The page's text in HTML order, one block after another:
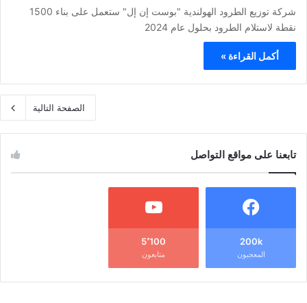
شركة توزيع الطرود الهولندية "بوست إن إل" ستعمل على بناء 1500
نقطة لاستلام الطرود بحلول عام 2024
أكمل القراءة »
الصفحة التالية
تابعنا على مواقع التواصل
200k
المعجبون
5٬100
متابعون